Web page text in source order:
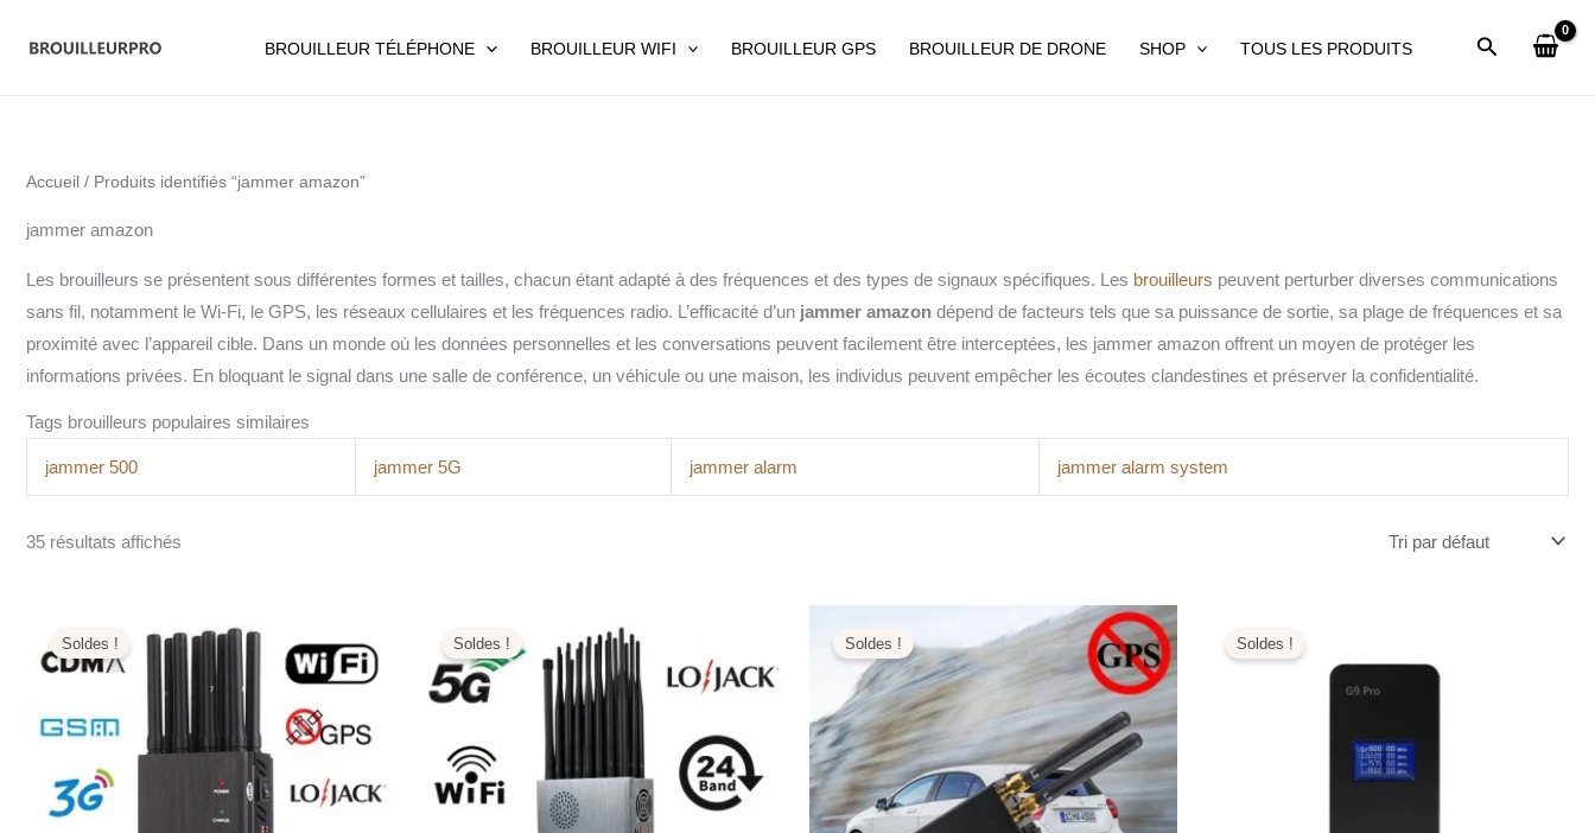
BROUILLEUR TÉLÉPHONE BROUILLEUR WIFI BROUILLEUR GPS BROUILLEUR DE DRONE SHOP TOUS LES PRODUITS
Accueil / Produits identifiés “jammer amazon”
jammer amazon
Les brouilleurs se présentent sous différentes formes et tailles, chacun étant adapté à des fréquences et des types de signaux spécifiques. Les brouilleurs peuvent perturber diverses communications
sans fil, notamment le Wi-Fi, le GPS, les réseaux cellulaires et les fréquences radio. L’efficacité d’un jammer amazon dépend de facteurs tels que sa puissance de sortie, sa plage de fréquences et sa
proximité avec l’appareil cible. Dans un monde où les données personnelles et les conversations peuvent facilement être interceptées, les jammer amazon offrent un moyen de protéger les
informations privées. En bloquant le signal dans une salle de conférence, un véhicule ou une maison, les individus peuvent empêcher les écoutes clandestines et préserver la confidentialité.
Tags brouilleurs populaires similaires
jammer 500 jammer 5G jammer alarm jammer alarm system
35 résultats affichés
Soldes !initial
était :
499,00€.
prix
actuel
est :
199,99€.
Soldes ! initial
était :
1.599,00€.
prix
actuel
est :
799,99€.
Soldes !initial
était :
169,00€.
actuel
est :
79,99€.
Soldes !initial
179,00€.
est :
89,99€.